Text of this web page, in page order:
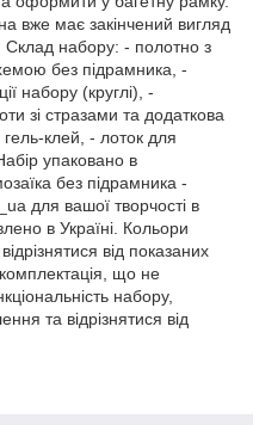
вже має закінчений вигляд
Склад набору: - полотно з
без підрамника, -
набору (круглі), -
зі стразами та додаткова
гель-клей, - лоток для
упаковано в
без підрамника -
для вашої творчості в
в Україні. Кольори
від показаних
що не
набору,
та відрізнятися від